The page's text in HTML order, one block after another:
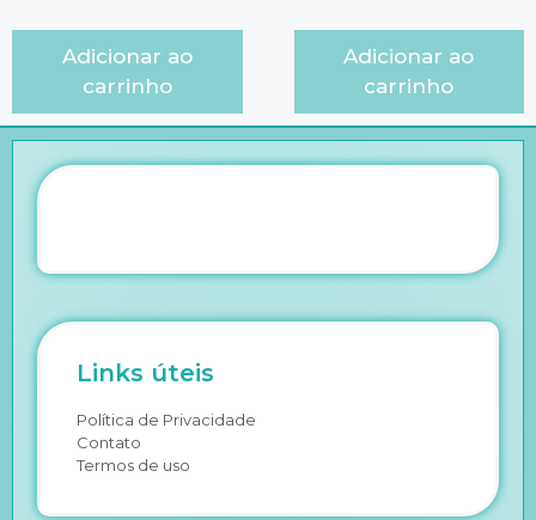
Adicionar ao
carrinho
Adicionar ao
carrinho
Links úteis
Política de Privacidade
Contato
Termos de uso